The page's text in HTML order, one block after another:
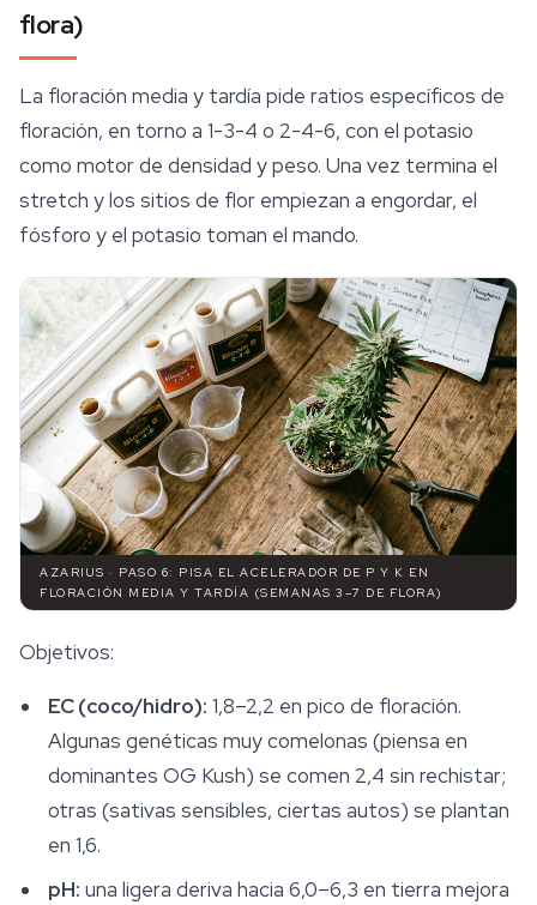
flora)
La floración media y tardía pide ratios específicos de
floración, en torno a 1-3-4 o 2-4-6, con el potasio
como motor de densidad y peso. Una vez termina el
stretch y los sitios de flor empiezan a engordar, el
fósforo y el potasio toman el mando.
AZARIUS · PASO 6: PISA EL ACELERADOR DE P Y K EN
FLORACIÓN MEDIA Y TARDÍA (SEMANAS 3–7 DE FLORA)
Objetivos:
EC (coco/hidro): 1,8–2,2 en pico de floración.
Algunas genéticas muy comelonas (piensa en
dominantes OG Kush) se comen 2,4 sin rechistar;
otras (sativas sensibles, ciertas autos) se plantan
en 1,6.
pH: una ligera deriva hacia 6,0–6,3 en tierra mejora